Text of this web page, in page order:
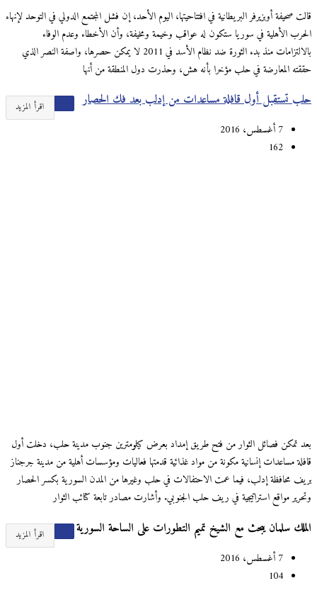
قالت صحيفة أوبزيرفر البريطانية في افتتاحيتها، اليوم الأحد، إن فشل المجتمع الدولي في التوحد لإنهاء
الحرب الأهلية في سوريا ستكون له عواقب وخيمة ومخيفة، وأن الأخطاء وعدم الوفاء
بالالتزامات منذ بدء الثورة ضد نظام الأسد في 2011 لا يمكن حصرها، واصفة النصر الذي
حققته المعارضة في حلب مؤخرا بأنه هش، وحذرت دول المنطقة من أنها
اقرأ المزيد حلب تستقبل أول قافلة مساعدات من إدلب بعد فك الحصار
162
بعد تمكن فصائل الثوار من فتح طريق إمداد بعرض كيلومترين جنوب مدينة حلب، دخلت أول
قافلة مساعدات إنسانية مكونة من مواد غذائية قدمتها فعاليات ومؤسسات أهلية من مدينة جرجناز
بريف محافظة إدلب، فيما عمت الاحتفالات في حلب وغيرها من المدن السورية بكسر الحصار
وتحرير مواقع استراتيجية في ريف حلب الجنوبي. وأشارت مصادر تابعة كتائب الثوار
اقرأ المزيد الملك سلمان يبحث مع الشيخ تميم التطورات على الساحة السورية
104